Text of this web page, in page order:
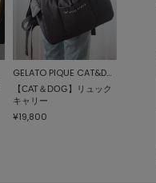
GELATO PIQUE CAT&DOG
【CAT＆DOG】リュック
キャリー
¥19,800